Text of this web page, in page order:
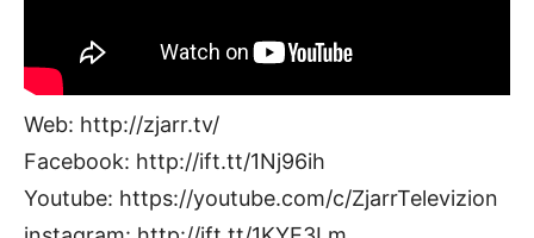
Web: http://zjarr.tv/
Facebook: http://ift.tt/1Nj96ih
Youtube: https://youtube.com/c/ZjarrTelevizion